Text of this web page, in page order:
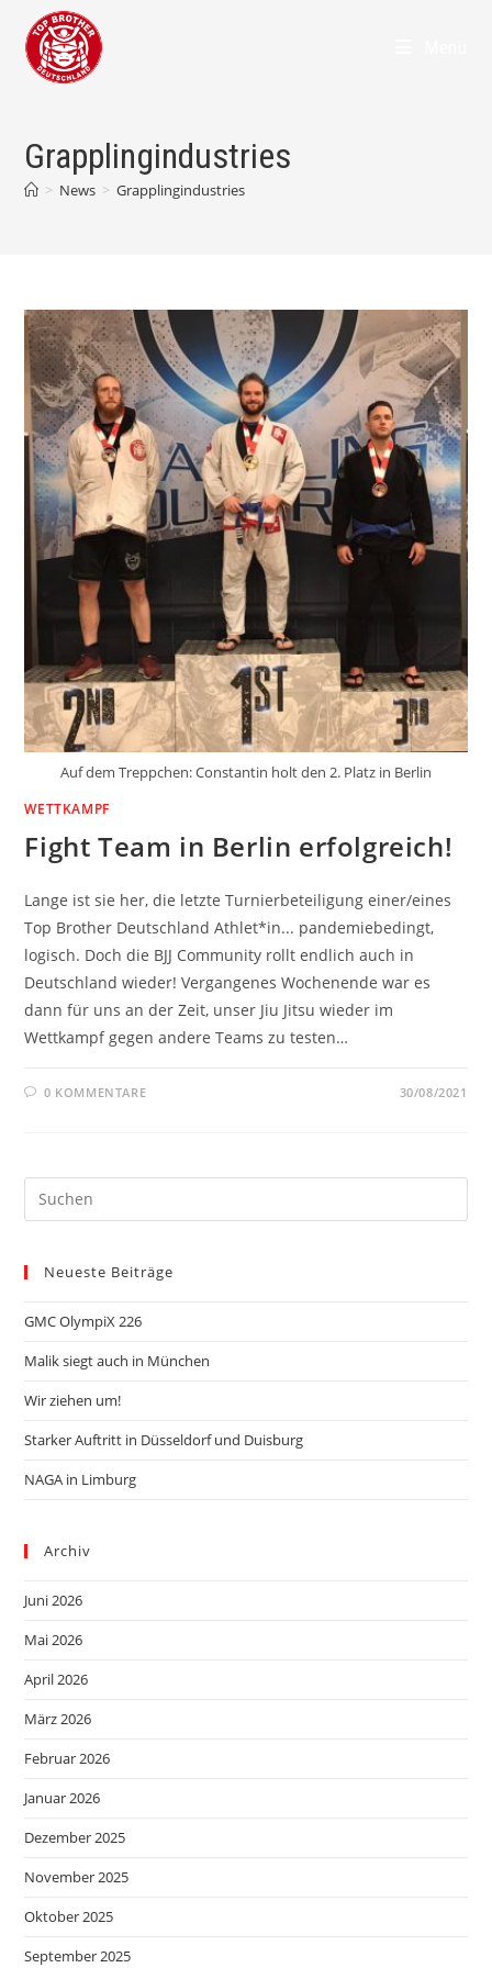
Inhalt
springen
Grapplingindustries
> News > Grapplingindustries
Auf dem Treppchen: Constantin holt den 2. Platz in Berlin
WETTKAMPF
Fight Team in Berlin erfolgreich!
Lange ist sie her, die letzte Turnierbeteiligung einer/eines
Top Brother Deutschland Athlet*in... pandemiebedingt,
logisch. Doch die BJJ Community rollt endlich auch in
Deutschland wieder! Vergangenes Wochenende war es
dann für uns an der Zeit, unser Jiu Jitsu wieder im
Wettkampf gegen andere Teams zu testen…
0 KOMMENTARE 30/08/2021
Neueste Beiträge
GMC OlympiX 226
Malik siegt auch in München
Wir ziehen um!
Starker Auftritt in Düsseldorf und Duisburg
NAGA in Limburg
Archiv
Juni 2026
Mai 2026
April 2026
März 2026
Februar 2026
Januar 2026
Dezember 2025
November 2025
Oktober 2025
September 2025